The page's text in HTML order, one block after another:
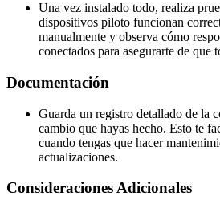
Una vez instalado todo, realiza
dispositivos piloto funcionan
manualmente y observa cómo
conectados para asegurarte de que
Documentación
Guarda un registro detallado de la
cambio que hayas hecho. Esto te
cuando tengas que hacer
actualizaciones.
Consideraciones Adicionales